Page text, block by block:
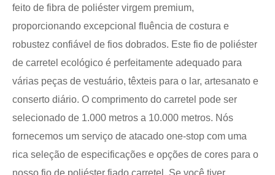
feito de fibra de poliéster virgem premium,
proporcionando excepcional fluência de costura e
robustez confiável de fios dobrados. Este fio de poliéster
de carretel ecológico é perfeitamente adequado para
várias peças de vestuário, têxteis para o lar, artesanato e
conserto diário. O comprimento do carretel pode ser
selecionado de 1.000 metros a 10.000 metros. Nós
fornecemos um serviço de atacado one-stop com uma
rica seleção de especificações e opções de cores para o
nosso fio de poliéster fiado carretel. Se você tiver